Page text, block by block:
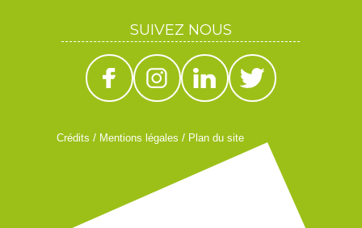
SUIVEZ NOUS
Crédits / Mentions légales / Plan du site